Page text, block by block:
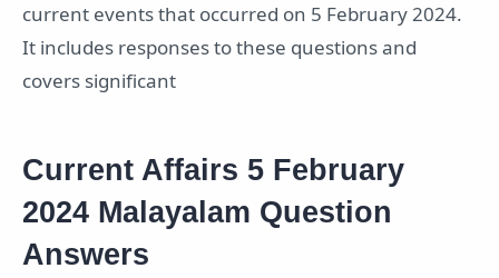
current events that occurred on 5 February 2024.
It includes responses to these questions and
covers significant
Current Affairs 5 February
2024 Malayalam Question
Answers